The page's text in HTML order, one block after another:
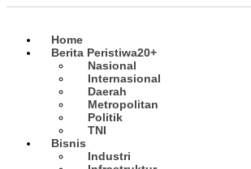
Home
Berita Peristiwa20+
Nasional
Internasional
Daerah
Metropolitan
Politik
TNI
Bisnis
Industri